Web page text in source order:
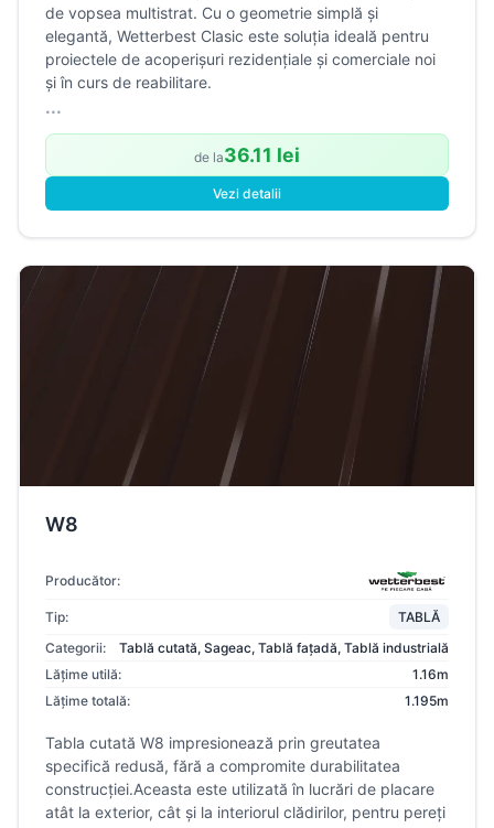
de vopsea multistrat. Cu o geometrie simplă și
elegantă, Wetterbest Clasic este soluția ideală pentru
proiectele de acoperișuri rezidențiale și comerciale noi
și în curs de reabilitare.
...
de la36.11 lei
Vezi detalii
W8
Producător:
Tip:
TABLĂ
Categorii:
Tablă cutată, Sageac, Tablă fațadă, Tablă industrială
Lățime utilă:
1.16m
Lățime totală:
1.195m
Tabla cutată W8 impresionează prin greutatea
specifică redusă, fără a compromite durabilitatea
construcției.Aceasta este utilizată în lucrări de placare
atât la exterior, cât și la interiorul clădirilor, pentru pereți